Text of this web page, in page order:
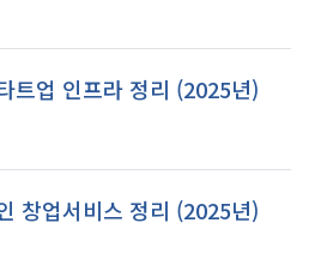
트업 인프라 정리 (2025년)
창업서비스 정리 (2025년)